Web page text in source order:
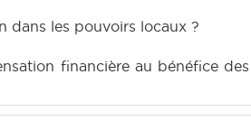
dans les pouvoirs locaux ?
financière au bénéfice